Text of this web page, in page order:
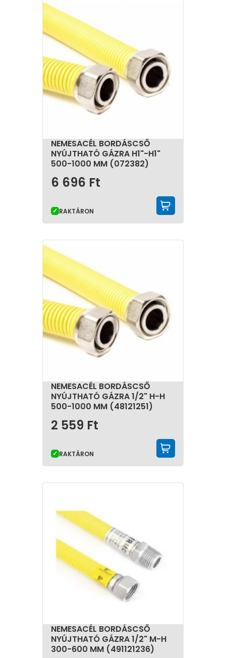
NEMESACÉL BORDÁSCSŐ
NYÚJTHATÓ GÁZRA H1"-H1"
500-1000 MM (072382)
6 696 Ft
RAKTÁRON
NEMESACÉL BORDÁSCSŐ
NYÚJTHATÓ GÁZRA 1/2" H-H
500-1000 MM (48121251)
2 559 Ft
RAKTÁRON
NEMESACÉL BORDÁSCSŐ
NYÚJTHATÓ GÁZRA 1/2" M-H
300-600 MM (491121236)